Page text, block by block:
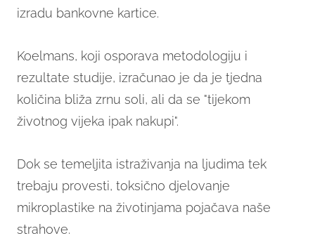
izradu bankovne kartice.
Koelmans, koji osporava metodologiju i
rezultate studije, izračunao je da je tjedna
količina bliža zrnu soli, ali da se "tijekom
životnog vijeka ipak nakupi".
Dok se temeljita istraživanja na ljudima tek
trebaju provesti, toksično djelovanje
mikroplastike na životinjama pojačava naše
strahove.